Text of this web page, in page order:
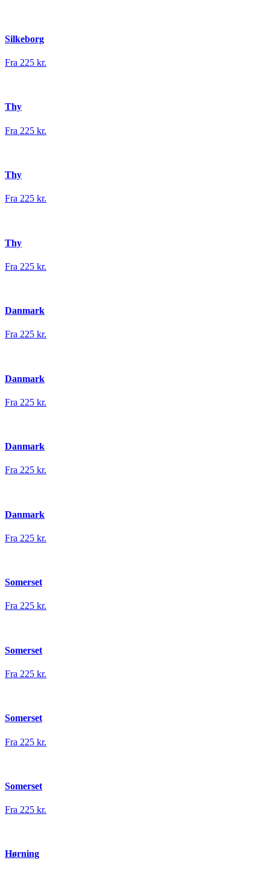
Silkeborg
Fra 225 kr.
Thy
Fra 225 kr.
Thy
Fra 225 kr.
Thy
Fra 225 kr.
Danmark
Fra 225 kr.
Danmark
Fra 225 kr.
Danmark
Fra 225 kr.
Danmark
Fra 225 kr.
Somerset
Fra 225 kr.
Somerset
Fra 225 kr.
Somerset
Fra 225 kr.
Somerset
Fra 225 kr.
Hørning